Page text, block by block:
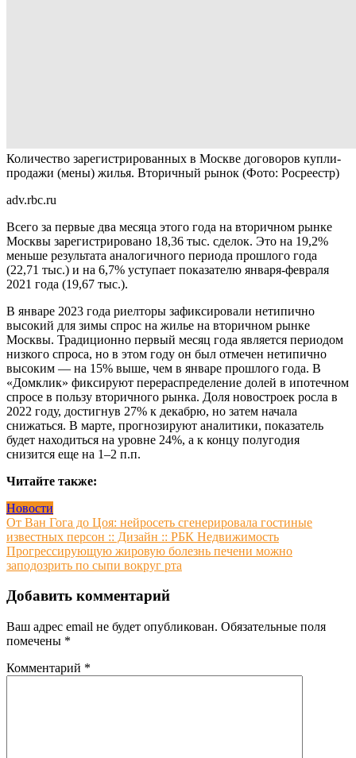
Количество зарегистрированных в Москве договоров купли-
продажи (мены) жилья. Вторичный рынок (Фото: Росреестр)
adv.rbc.ru
Всего за первые два месяца этого года на вторичном рынке
Москвы зарегистрировано 18,36 тыс. сделок. Это на 19,2%
меньше результата аналогичного периода прошлого года
(22,71 тыс.) и на 6,7% уступает показателю января-февраля
2021 года (19,67 тыс.).
В январе 2023 года риелторы зафиксировали нетипично
высокий для зимы спрос на жилье на вторичном рынке
Москвы. Традиционно первый месяц года является периодом
низкого спроса, но в этом году он был отмечен нетипично
высоким — на 15% выше, чем в январе прошлого года. В
«Домклик» фиксируют перераспределение долей в ипотечном
спросе в пользу вторичного рынка. Доля новостроек росла в
2022 году, достигнув 27% к декабрю, но затем начала
снижаться. В марте, прогнозируют аналитики, показатель
будет находиться на уровне 24%, а к концу полугодия
снизится еще на 1–2 п.п.
Читайте также:
Новости
Навигация
по
записям
От Ван Гога до Цоя: нейросеть сгенерировала гостиные
известных персон :: Дизайн :: РБК Недвижимость
Прогрессирующую жировую болезнь печени можно
заподозрить по сыпи вокруг рта
Добавить комментарий
Ваш адрес email не будет опубликован. Обязательные поля
помечены *
Комментарий *